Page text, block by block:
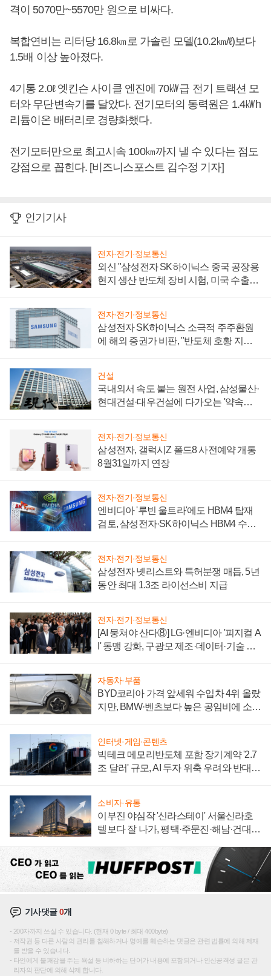
격이 5070만~5570만 원으로 비싸다.
복합연비는 리터당 16.8㎞로 가솔린 모델(10.2㎞/ℓ)보다
1.5배 이상 높아졌다.
4기통 2.0ℓ 엣킨슨 사이클 엔진에 70㎾급 전기 트랙션 모
터와 무단변속기를 달았다. 전기모터의 동력원은 1.4㎾h
리튬이온 배터리로 경량화했다.
전기모터만으로 최고시속 100㎞까지 낼 수 있다는 점도
강점으로 꼽힌다. [비즈니스포스트 김수정 기자]
인기기사
전자·전기·정보통신
외신 "삼성전자 SK하이닉스 중국 공장용
현지 생산 반도체 장비 시험, 미국 수출통
전자·전기·정보통신
삼성전자 SK하이닉스 소극적 주주환원
에 해외 증권가 비판, "반도체 호황 지속
건설
국내외서 속도 붙는 원전 사업, 삼성물산·
현대건설·대우건설에 다가오는 '약속의
전자·전기·정보통신
삼성전자, 갤럭시Z 폴드8 사전예약 개통
8월31일까지 연장
전자·전기·정보통신
엔비디아 '루빈 울트라'에도 HBM4 탑재
검토, 삼성전자·SK하이닉스 HBM4 수율
전자·전기·정보통신
삼성전자 넷리스트와 특허분쟁 매듭, 5년
동안 최대 1.3조 라이선스비 지급
전자·전기·정보통신
[AI 뭉쳐야 산다⑧] LG·엔비디아 '피지컬 A
I' 동맹 강화, 구광모 제조·데이터·기술 결
자동차·부품
BYD코리아 가격 앞세워 수입차 4위 올랐
지만, BMW·벤츠보다 높은 공임비에 소비
인터넷·게임·콘텐츠
빅테크 메모리반도체 포함 장기계약 '2.7
조 달러' 규모, AI 투자 위축 우려와 반대
소비자·유통
이부진 야심작 '신라스테이' 서울신라호
텔보다 잘 나가, 평택·주문진·해남·건대로
기사댓글0개
200자까지 쓰실 수 있습니다. (현재 0 byte / 최대 400byte)
저작권 등 다른 사람의 권리를 침해하거나 명예를 훼손하는 댓글은 관련 법률에 의해 제재
를 받을 수 있습니다.
타인에게 불쾌감을 주는 욕설 등 비하하는 단어가 내용에 포함되거나 인신공격성 글은 관
리자의 판단에 의해 삭제 합니다.